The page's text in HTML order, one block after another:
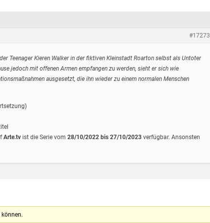
#17273
Teenager Kieren Walker in der fiktiven Kleinstadt Roarton selbst als Untoter
jedoch mit offenen Armen empfangen zu werden, sieht er sich wie
ausgesetzt, die ihn wieder zu einem normalen Menschen
Arte.tvist die Serie vom 28/10/2022 bis 27/10/2023verfügbar. Ansonsten